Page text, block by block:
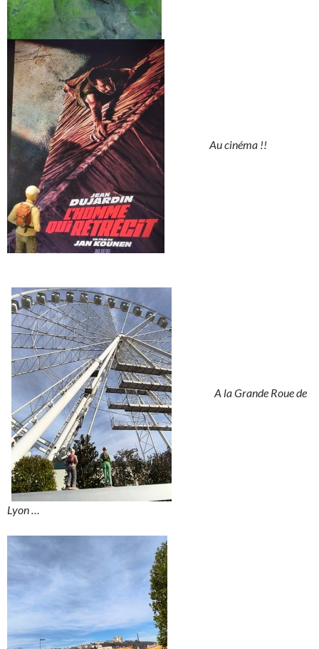
Au cinéma !!
A la Grande Roue de
Lyon …